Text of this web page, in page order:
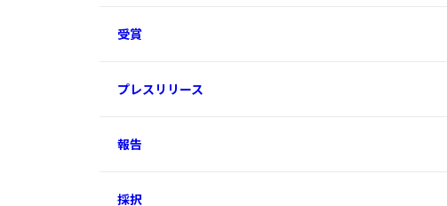
受賞
プレスリリース
報告
採択